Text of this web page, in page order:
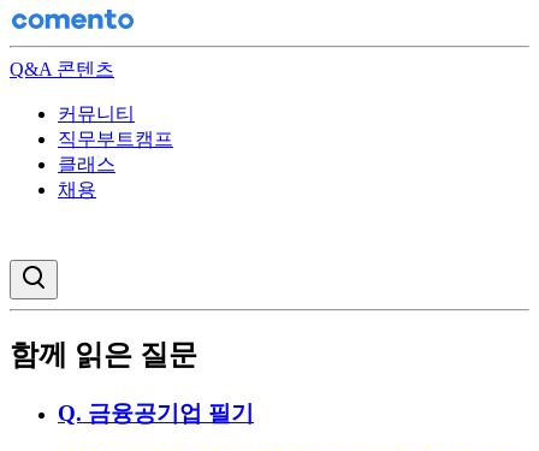
Q&A 콘텐츠
커뮤니티
직무부트캠프
클래스
채용
함께 읽은 질문
Q. 금융공기업 필기